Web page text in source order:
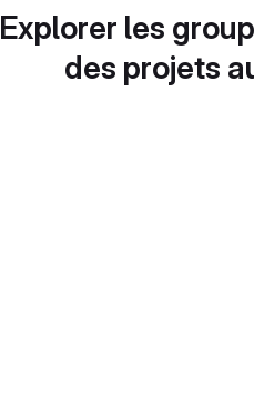
Explorer les
des projets